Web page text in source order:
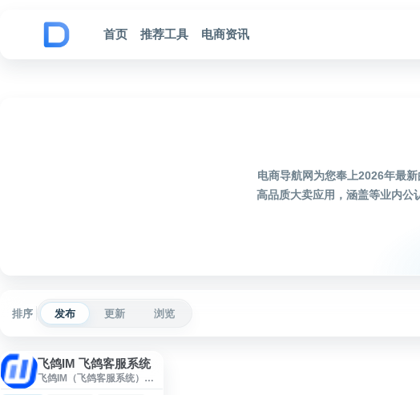
首页
推荐工具 电商资讯
电商导航网为您奉上2026年最
高品质大卖应用，涵盖等业内公
排序 发布 更新 浏览
飞鸽IM 飞鸽客服系统
飞鸽IM（飞鸽客服系统）是